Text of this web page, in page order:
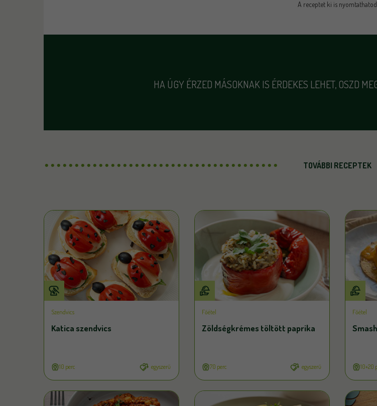
A receptet ki is nyomtathatod
HA ÚGY ÉRZED MÁSOKNAK IS ÉRDEKES LEHET, OSZD
TOVÁBBI RECEPTEK
Szendvics
Katica szendvics
10 perc egyszerű
Főétel
Zöldségkrémes töltött paprika
70 perc egyszerű
Főétel
10+20